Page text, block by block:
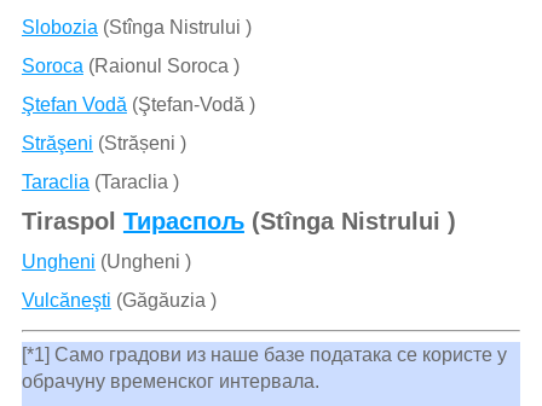
Slobozia (Stînga Nistrului )
Soroca (Raionul Soroca )
Ştefan Vodă (Ştefan-Vodă )
Străşeni (Strășeni )
Taraclia (Taraclia )
Tiraspol Тираспољ(Stînga Nistrului )
Ungheni (Ungheni )
Vulcăneşti (Găgăuzia )
[*1] Само градови из наше базе података се користе у
обрачуну временског интервала.